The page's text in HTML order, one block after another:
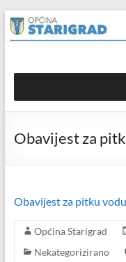
content
Skip
to
content
Općina
Starigrad
mrežna
Obavijest za
Obavijest za pitku vodu
Općina Starigrad
Nekategorizirano